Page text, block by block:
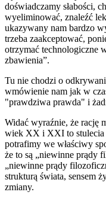
doświadczamy słabości,
wyeliminować, znaleźć
ukazywany nam bardzo
trzeba zaakceptować,
otrzymać technologiczne
zbawienia”.
Tu nie chodzi o
wmówienie nam jak w
"prawdziwa prawda" i
Widać wyraźnie, że rację
wiek XX i XXI to stulecia
potrafimy we właściwy
że to są „niewinne prądy
„niewinne prądy
strukturą świata, sensem
zmiany.